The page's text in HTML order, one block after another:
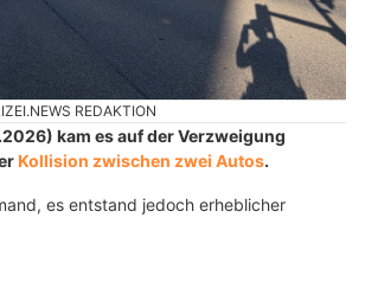
REDAKTION
kam es auf der Verzweigung
Kollision zwischen zwei Autos.
es entstand jedoch erheblicher